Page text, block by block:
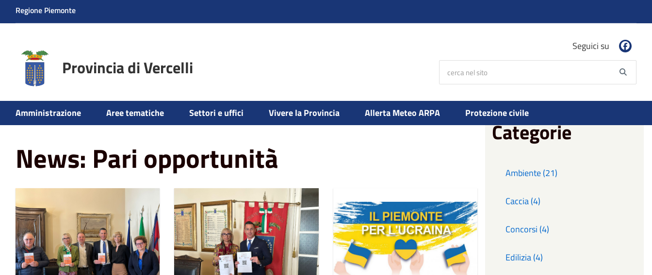
Regione Piemonte
Provincia di Vercelli
Seguici su
Amministrazione Aree tematiche Settori e uffici Vivere la Provincia Allerta Meteo ARPA Protezione civile
Home News Pari opportunità
News: Pari opportunità
Categorie
Ambiente (21)
Caccia (4)
Concorsi (4)
Edilizia (4)